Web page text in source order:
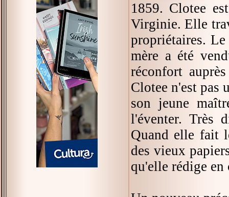
1859. Clotee
Virginie. Elle
propriétaires.
mère a été
réconfort
Clotee n'est pas
son jeune
l'éventer. Très
Quand elle fait
des vieux
qu'elle rédige en